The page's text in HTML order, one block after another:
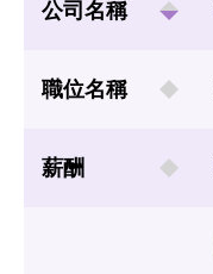
公司名稱
職位名稱
薪酬